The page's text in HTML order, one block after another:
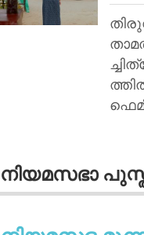
നിയമസഭാ